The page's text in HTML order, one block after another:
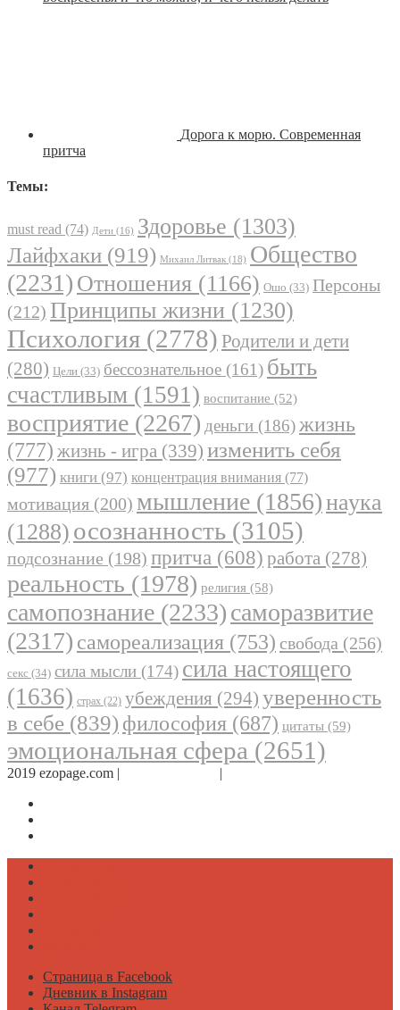
Дорога к морю. Современная
притча
Темы:
must read (74) Дети (16) Здоровье (1303)
Лайфхаки (919) Михаил Литвак (18) Общество
(2231) Отношения (1166) Ошо (33) Персоны
(212) Принципы жизни (1230)
Психология (2778) Родители и дети
(280) Цели (33) бессознательное (161) быть
счастливым (1591) воспитание (52)
восприятие (2267) деньги (186)жизнь
(777) жизнь - игра (339) изменить себя
(977) книги (97) концентрация внимания (77)
мотивация (200) мышление (1856)наука
(1288) осознанность (3105)
подсознание (198) притча (608) работа (278)
реальность (1978) религия (58)
самопознание (2233)саморазвитие
(2317) самореализация (753) свобода (256)
секс (34) сила мысли (174) сила настоящего
(1636) страх (22) убеждения (294) уверенность
в себе (839) философия (687) цитаты (59)
эмоциональная сфера (2651)
2019 ezopage.com | |
Страница в Facebook
Дневник в Instagram